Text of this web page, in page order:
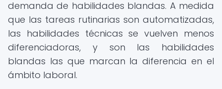
demanda de habilidades blandas. A medida
que las tareas rutinarias son automatizadas,
las habilidades técnicas se vuelven menos
diferenciadoras, y son las habilidades
blandas las que marcan la diferencia en el
ámbito laboral.